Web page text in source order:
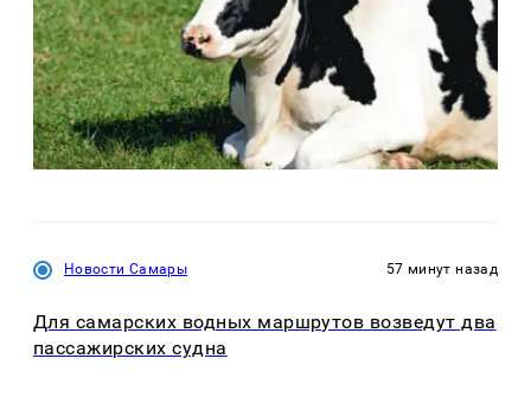
Новости Самары 57 минут назад
Для самарских водных маршрутов возведут два
пассажирских судна